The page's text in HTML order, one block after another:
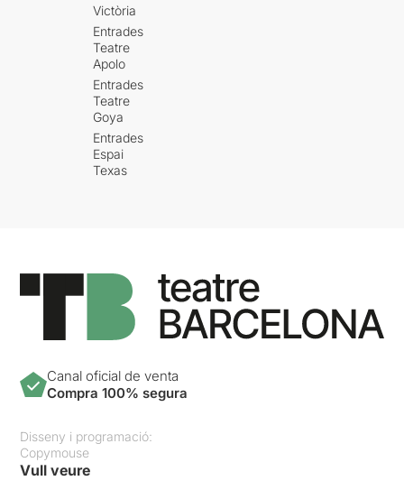
Victòria
Entrades
Teatre
Apolo
Entrades
Teatre
Goya
Entrades
Espai
Texas
Canal oficial de venta
Compra 100% segura
Disseny i programació:
Copymouse
Vull veure